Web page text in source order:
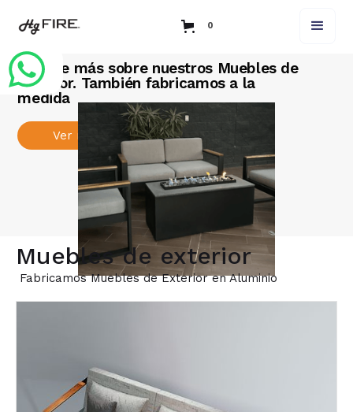
0
Conoce más sobre nuestros Muebles de
Exterior. También fabricamos a la
medida
Ver más
Muebles de exterior
Fabricamos Muebles de Exterior en Aluminio